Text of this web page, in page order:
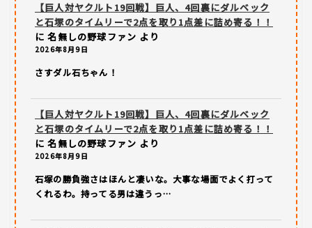
【巨人対ヤクルト19回戦】巨人、4回裏にダルベック
と石塚のタイムリーで2点を取り1点差に詰め寄る！！
に名無しの野球ファン より
2026年8月9日
さすダル石ちゃん！
【巨人対ヤクルト19回戦】巨人、4回裏にダルベック
と石塚のタイムリーで2点を取り1点差に詰め寄る！！
に名無しの野球ファン より
2026年8月9日
石塚の勝負強さはほんと凄いな。大事な場面でよく打って
くれるわ。持ってる男は違うっ…